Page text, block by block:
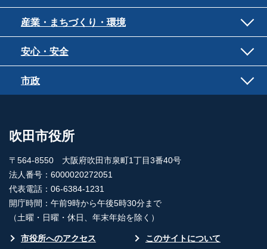
産業・まちづくり・環境
安心・安全
市政
吹田市役所
〒564-8550 大阪府吹田市泉町1丁目3番40号
法人番号：6000020272051
代表電話：06-6384-1231
開庁時間：午前9時から午後5時30分まで
（土曜・日曜・休日、年末年始を除く）
市役所へのアクセス
このサイトについて